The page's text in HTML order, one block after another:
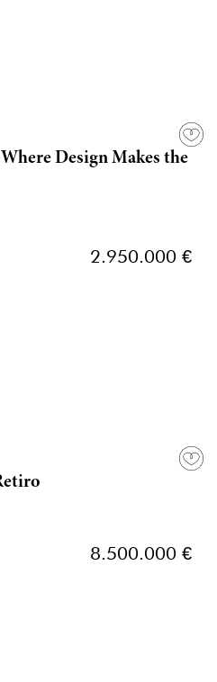
Design Makes the
2.950.000 €
8.500.000 €